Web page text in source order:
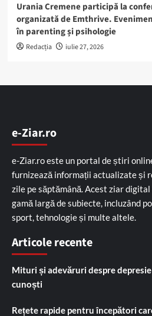
Urania Cremene participă la
organizată de Emthrive.
în parenting și psihologie
Redacția iulie 27, 2026
e-Ziar.ro
e-Ziar.ro este un portal de știri
furnizează informații actualizate și
zile pe săptămână. Acest ziar digital
gamă largă de subiecte, incluzând
sport, tehnologie și multe altele.
Articole recente
Mituri și adevăruri despre depresie
cunoști
Rețete rapide pentru începători